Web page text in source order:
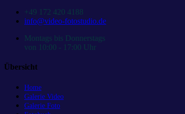
+49 172 420 4188
info@video-fotostudio.de
Montags bis Donnerstags
von 10:00 - 17:00 Uhr
Übersicht
Home
Galerie Video
Galerie Foto